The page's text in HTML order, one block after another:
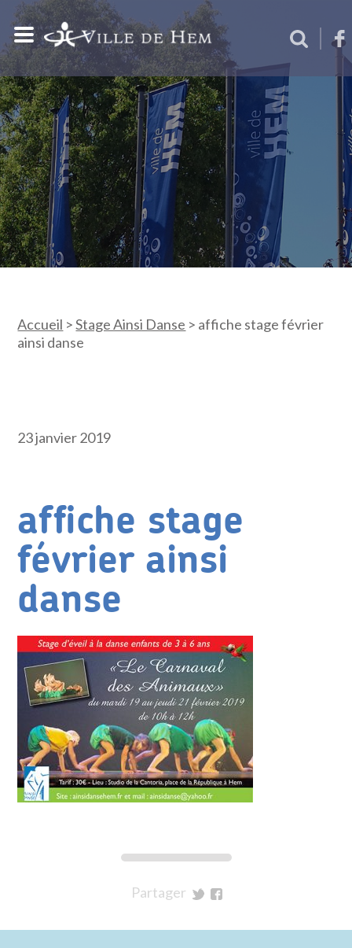
Accueil >Stage Ainsi Danse > affiche stage février
ainsi danse
23 janvier 2019
affiche stage
février ainsi
danse
Partager
Twitter
Facebook